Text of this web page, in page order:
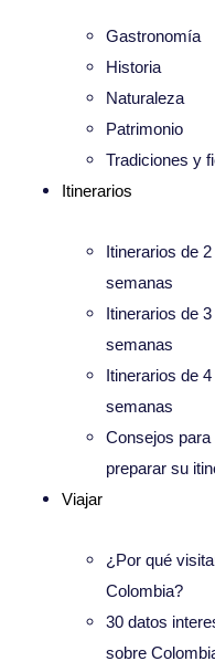
Gastronomía
Historia
Naturaleza
Patrimonio
Tradiciones y
Itinerarios
Itinerarios de 2
semanas
Itinerarios de 3
semanas
Itinerarios de 4
semanas
Consejos para
preparar su
Viajar
¿Por qué
Colombia?
30 datos
sobre